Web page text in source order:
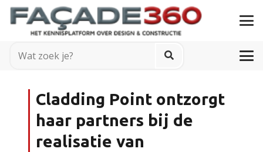
Cladding Point ontzorgt
haar partners bij de
realisatie van